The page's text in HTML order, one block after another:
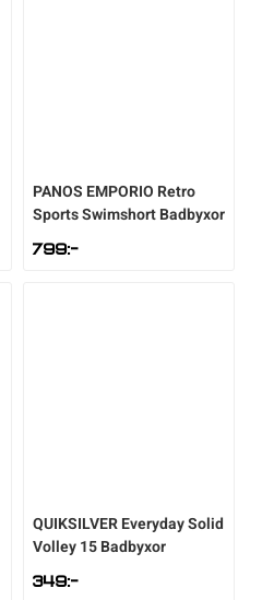
PANOS EMPORIO Retro
Sports Swimshort Badbyxor
799:-
QUIKSILVEREveryday Solid
Volley 15 Badbyxor
349:-